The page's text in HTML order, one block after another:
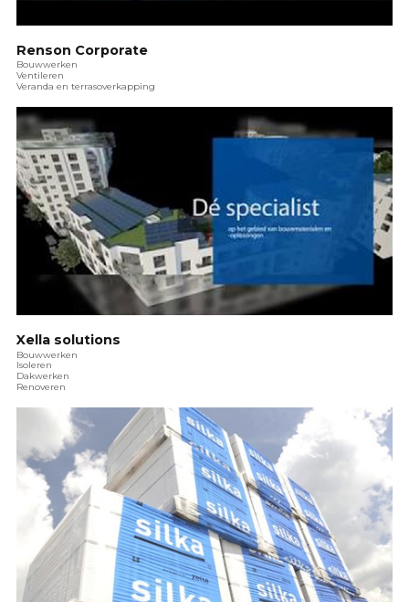
Renson Corporate
Bouwwerken
Ventileren
Veranda en terrasoverkapping
Xella solutions
Bouwwerken
Isoleren
Dakwerken
Renoveren